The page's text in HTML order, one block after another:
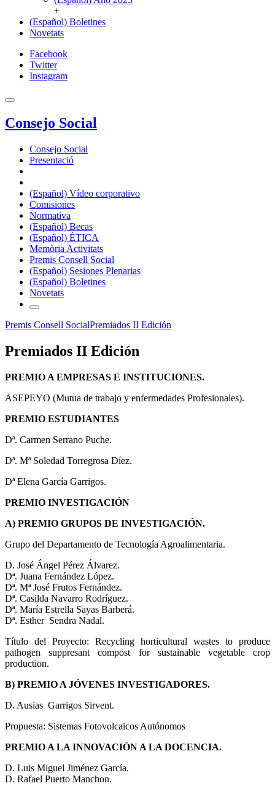
+
(Español) Boletines
Novetats
Facebook
Twitter
Instagram
Consejo Social
Consejo Social
Presentació
(Español) Vídeo corporativo
Comisiones
Normativa
(Español) Becas
(Español) ÉTICA
Memòria Activitats
Premis Consell Social
(Español) Sesiones Plenarias
(Español) Boletines
Novetats
Premis Consell SocialPremiados II Edición
Premiados II Edición
PREMIO A EMPRESAS E INSTITUCIONES.
ASEPEYO (Mutua de trabajo y enfermedades Profesionales).
PREMIO ESTUDIANTES
Dª. Carmen Serrano Puche.
Dª. Mª Soledad Torregrosa Díez.
Dª Elena García Garrigos.
PREMIO INVESTIGACIÓN
A) PREMIO GRUPOS DE INVESTIGACIÓN.
Grupo del Departamento de Tecnología Agroalimentaria.
D. José Ángel Pérez Álvarez.
Dª. Juana Fernández López.
Dª. Mª José Frutos Fernández.
Dª. Casilda Navarro Rodríguez.
Dª. María Estrella Sayas Barberá.
Dª. Esther Sendra Nadal.
Título del Proyecto: Recycling horticultural wastes to produce
pathogen suppresant compost for sustainable vegetable crop
production.
B) PREMIO A JÓVENES INVESTIGADORES.
D. Ausias Garrigos Sirvent.
Propuesta: Sistemas Fotovolcaicos Autónomos
PREMIO A LA INNOVACIÓN A LA DOCENCIA.
D. Luis Miguel Jiménez García.
D. Rafael Puerto Manchon.